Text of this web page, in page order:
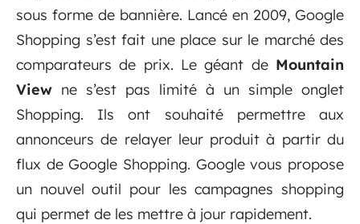
sous forme de bannière. Lancé en 2009, Google
Shopping s’est fait une place sur le marché des
comparateurs de prix. Le géant de Mountain
View ne s’est pas limité à un simple onglet
Shopping. Ils ont souhaité permettre aux
annonceurs de relayer leur produit à partir du
flux de Google Shopping. Google vous propose
un nouvel outil pour les campagnes shopping
qui permet de les mettre à jour rapidement.